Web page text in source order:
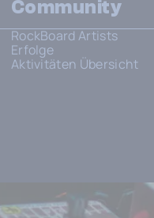
Community
RockBoard Artists
Erfolge
Aktivitäten Übersicht